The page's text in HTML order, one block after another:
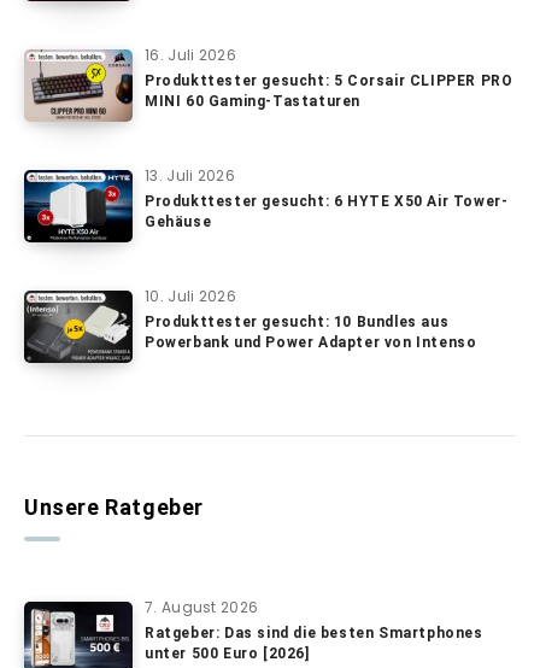
16. Juli 2026
Produkttester gesucht: 5 Corsair CLIPPER PRO
MINI 60 Gaming-Tastaturen
13. Juli 2026
Produkttester gesucht: 6 HYTE X50 Air Tower-
Gehäuse
10. Juli 2026
Produkttester gesucht: 10 Bundles aus
Powerbank und Power Adapter von Intenso
Unsere Ratgeber
7. August 2026
Ratgeber: Das sind die besten Smartphones
unter 500 Euro [2026]